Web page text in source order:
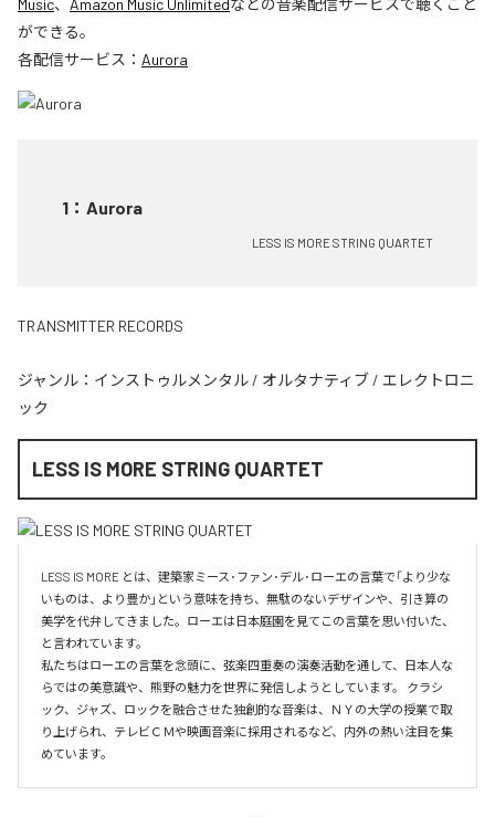
Music、 Amazon Music Unlimitedなどの音楽配信サービスで聴くこと
ができる。
各配信サービス： Aurora
1 ： Aurora
LESS IS MORE STRING QUARTET
TRANSMITTER RECORDS
ジャンル： インストゥルメンタル / オルタナティブ / エレクトロニ
ック
LESS IS MORE STRING QUARTET
LESS IS MORE とは、建築家ミース･ファン･デル･ローエの言葉で「より少な
いものは、より豊か」という意味を持ち、無駄のないデザインや、引き算の
美学を代弁してきました。ローエは日本庭園を見てこの言葉を思い付いた、
と言われています。
私たちはローエの言葉を念頭に、弦楽四重奏の演奏活動を通して、日本人な
らではの美意識や、熊野の魅力を世界に発信しようとしています。 クラシ
ック、ジャズ、ロックを融合させた独創的な音楽は、ＮＹの大学の授業で取
り上げられ、テレビＣＭや映画音楽に採用されるなど、内外の熱い注目を集
めています。